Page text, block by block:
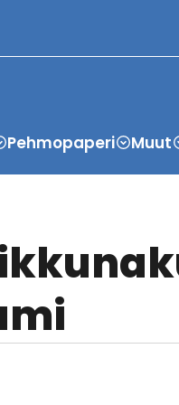
Pehmopaperi Muut